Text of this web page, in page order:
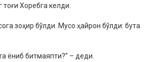
Хоребга келди.
зоҳир бўлди. Мусо ҳайрон бўлди: бута
ёниб битмаяпти?” – деди.